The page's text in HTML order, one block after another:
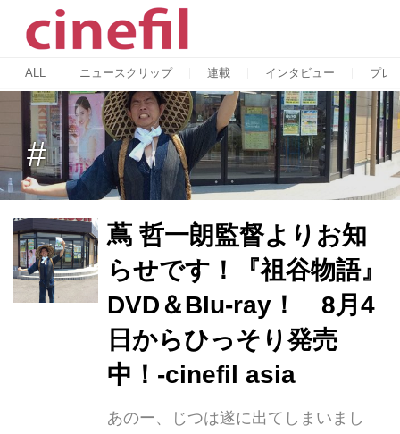
ALL ニュースクリップ 連載 インタビュー プレ
#
蔦 哲一朗監督よりお知
らせです！『祖谷物語』
DVD＆Blu-ray！ 8月4
日からひっそり発売
中！-cinefil asia
あのー、じつは遂に出てしまいまし